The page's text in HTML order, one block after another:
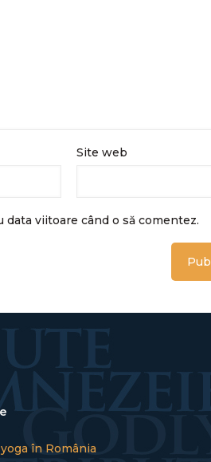
Site web
viitoare când o să comentez.
în România